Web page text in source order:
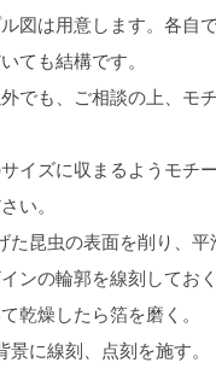
図は用意します。各自
ても結構です。
でも、ご相談の上、モ
イズに収まるようモチ
い。
た昆虫の表面を削り、平
ンの輪郭を線刻してお
乾燥したら箔を磨く。
景に線刻、点刻を施す。